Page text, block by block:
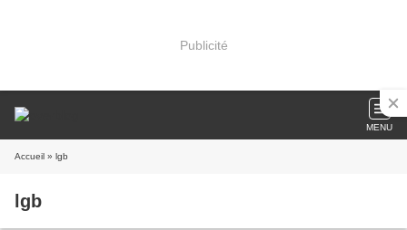
Publicité
MENU
Accueil » lgb
lgb